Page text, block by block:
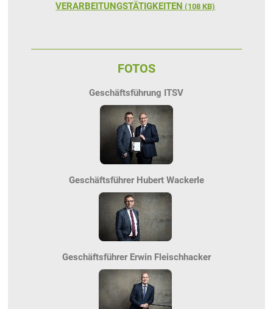
VERARBEITUNGSTÄTIGKEITEN (108 KB)
FOTOS
Geschäftsführung ITSV
Geschäftsführer Hubert Wackerle
Geschäftsführer Erwin Fleischhacker